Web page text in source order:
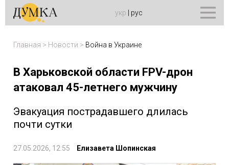
укр рус
Главная > Новости > Война в Украине
В Харьковской области FPV-дрон
атаковал 45-летнего мужчину
Эвакуация пострадавшего длилась
почти сутки
27.05.2026, 12:55 Елизавета Шопинская